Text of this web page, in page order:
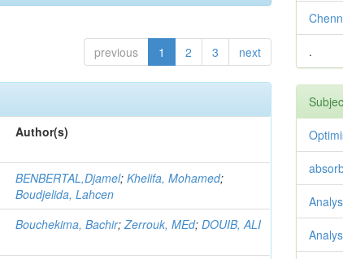
previous 1 2 3 next
Author(s)
BENBERTAL,Djamel;Khelifa, Mohamed;
Boudjelida, Lahcen
Bouchekima, Bachir;Zerrouk, MEd;DOUIB, ALI
.